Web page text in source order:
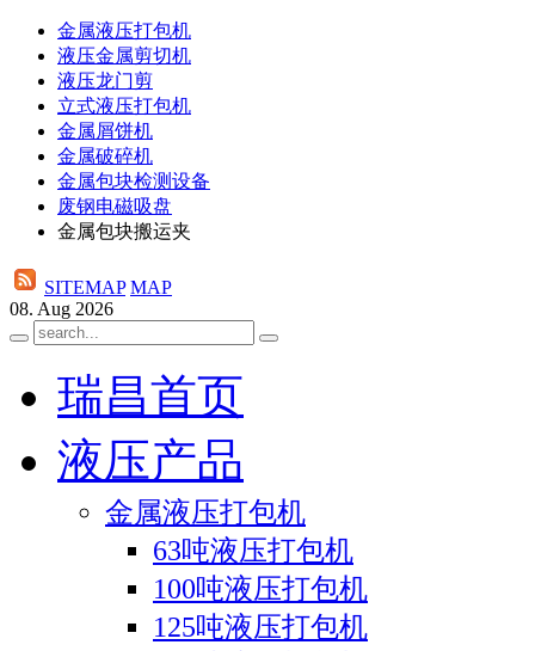
金属液压打包机
液压金属剪切机
液压龙门剪
立式液压打包机
金属屑饼机
金属破碎机
金属包块检测设备
废钢电磁吸盘
金属包块搬运夹
SITEMAP MAP
08. Aug 2026
瑞昌首页
液压产品
金属液压打包机
63吨液压打包机
100吨液压打包机
125吨液压打包机